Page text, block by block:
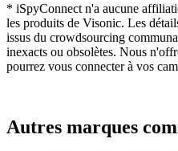
* iSpyConnect n'a aucune
les produits de Visonic. Les
issus du crowdsourcing
inexacts ou obsolètes. Nous
pourrez vous connecter à vos
Autres marques